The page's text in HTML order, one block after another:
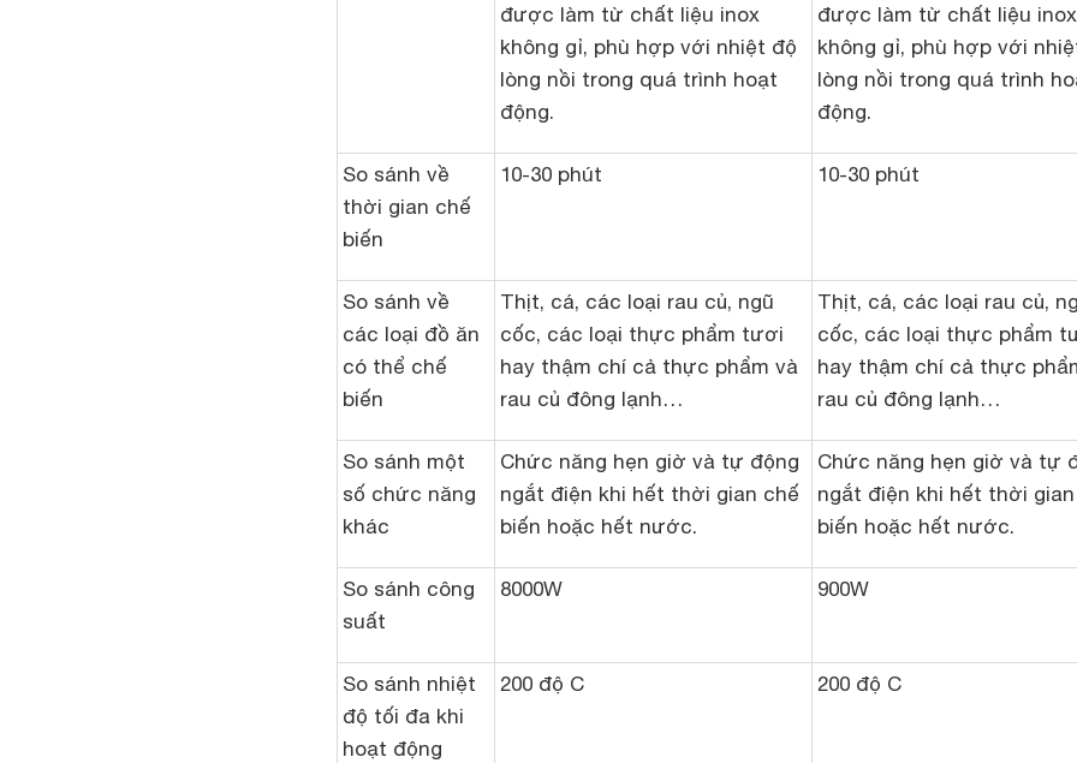
được làm từ chất liệu inox
không gỉ, phù hợp với nhiệt độ
lòng nồi trong quá trình hoạt
động.
được làm từ chất liệu inox
không gỉ, phù hợp với
lòng nồi trong quá trình
động.
So sánh về
thời gian chế
biến
10-30 phút 10-30 phút
So sánh về
các loại đồ ăn
có thể chế
biến
Thịt, cá, các loại rau củ, ngũ
cốc, các loại thực phẩm tươi
hay thậm chí cả thực phẩm và
rau củ đông lạnh…
Thịt, cá, các loại rau củ,
cốc, các loại thực phẩm
hay thậm chí cả thực
rau củ đông lạnh…
So sánh một
số chức năng
khác
Chức năng hẹn giờ và tự động
ngắt điện khi hết thời gian chế
biến hoặc hết nước.
Chức năng hẹn giờ và tự
ngắt điện khi hết thời
biến hoặc hết nước.
So sánh công
suất
8000W 900W
So sánh nhiệt
độ tối đa khi
hoạt động
200 độ C 200 độ C